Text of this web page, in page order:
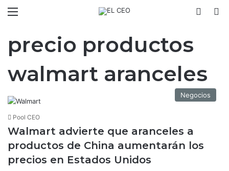
precio productos
walmart aranceles
Negocios
Pool CEO
Walmart advierte que aranceles a
productos de China aumentarán los
precios en Estados Unidos